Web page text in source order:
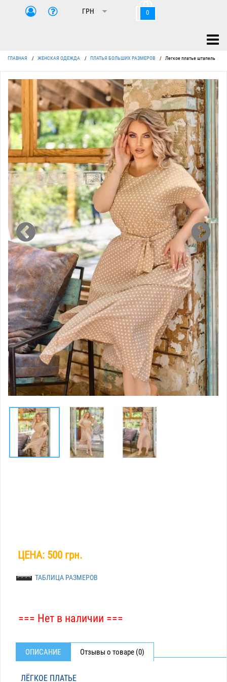
0
ГЛАВНАЯ / ЖЕНСКАЯ ОДЕЖДА / ПЛАТЬЯ БОЛЬШИХ РАЗМЕРОВ / Легкое платье штапель
ЦЕНА: 500 грн.
ТАБЛИЦА РАЗМЕРОВ
=== Нет в наличии ===
ОПИСАНИЕ Отзывы о товаре (0)
ЛЁГКОЕ ПЛАТЬЕ